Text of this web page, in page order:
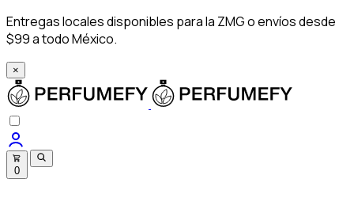
Entregas locales disponibles para la ZMG o envíos desde
$99 a todo México.
×
0